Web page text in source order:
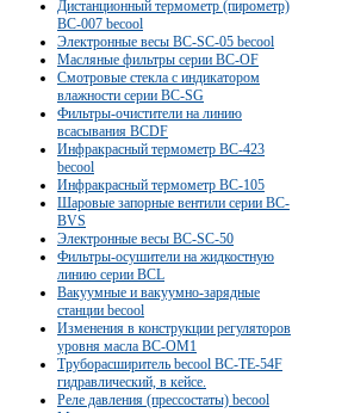
Дистанционный термометр (пирометр)
BC-007 becool
Электронные весы BC-SC-05 becool
Масляные фильтры серии BC-OF
Смотровые стекла c индикатором
влажности серии BC-SG
Фильтры-очистители на линию
всасывания BCDF
Инфракрасный термометр BC-423
becool
Инфракрасный термометр BC-105
Шаровые запорные вентили серии BC-
BVS
Электронные весы BC-SC-50
Фильтры-осушители на жидкостную
линию серии BCL
Вакуумные и вакуумно-зарядные
станции becool
Изменения в конструкции регуляторов
уровня масла BC-OM1
Труборасширитель becool BC-TE-54F
гидравлический, в кейсе.
Реле давления (прессостаты) becool